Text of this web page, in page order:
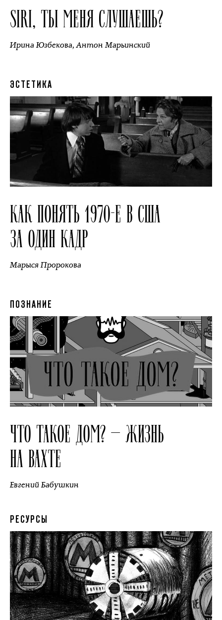
SIRI, ТЫ МЕНЯ СЛУШАЕШЬ?
Ирина Юзбекова,Антон Марьинский
ЭСТЕТИКА
КАК ПОНЯТЬ 1970-Е В США
ЗА ОДИН КАДР
Марыся Пророкова
ПОЗНАНИЕ
ЧТО ТАКОЕ ДОМ? — ЖИЗНЬ
НА ВАХТЕ
Евгений Бабушкин
РЕСУРСЫ